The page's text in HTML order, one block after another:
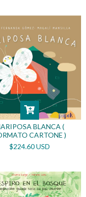
BLANCA (
CARTONE )
$224.60 USD